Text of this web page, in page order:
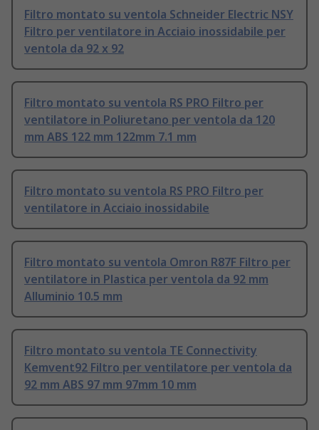
Filtro montato su ventola Schneider Electric NSY
Filtro per ventilatore in Acciaio inossidabile per
ventola da 92 x 92
Filtro montato su ventola RS PRO Filtro per
ventilatore in Poliuretano per ventola da 120
mm ABS 122 mm 122mm 7.1 mm
Filtro montato su ventola RS PRO Filtro per
ventilatore in Acciaio inossidabile
Filtro montato su ventola Omron R87F Filtro per
ventilatore in Plastica per ventola da 92 mm
Alluminio 10.5 mm
Filtro montato su ventola TE Connectivity
Kemvent92 Filtro per ventilatore per ventola da
92 mm ABS 97 mm 97mm 10 mm